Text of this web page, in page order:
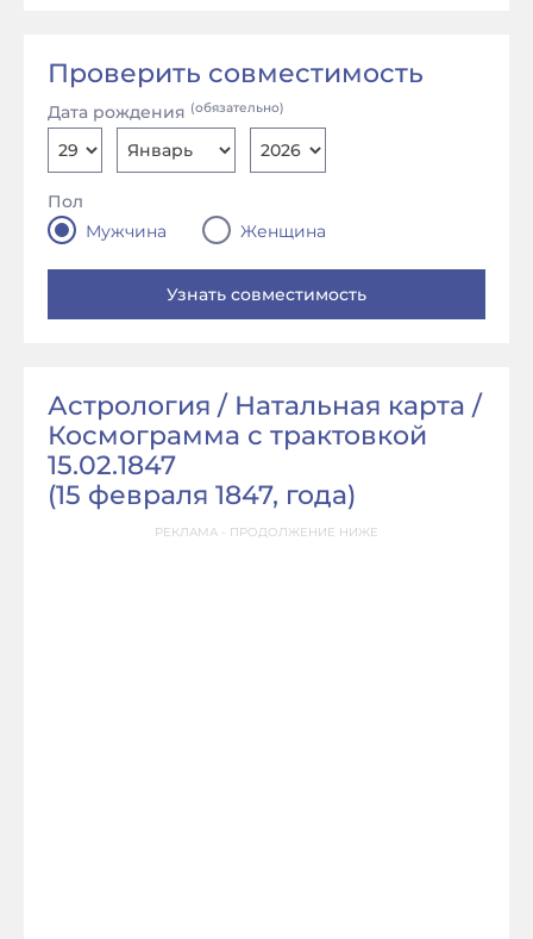
Проверить совместимость
Дата рождения (обязательно)
Пол
Мужчина
Женщина
Астрология / Натальная карта /
Космограмма с трактовкой
15.02.1847
(15 февраля 1847, года)
РЕКЛАМА - ПРОДОЛЖЕНИЕ НИЖЕ